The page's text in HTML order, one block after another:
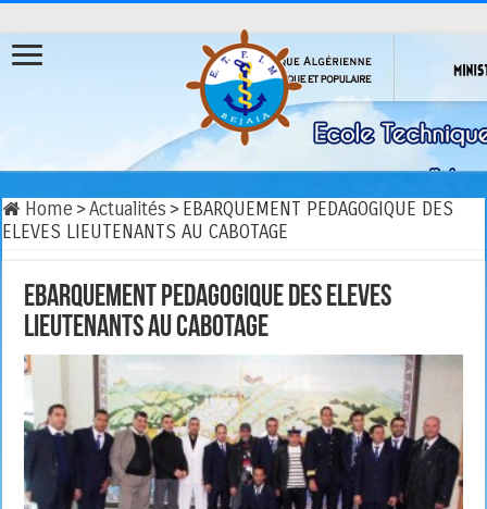
Home > Actualités > EBARQUEMENT PEDAGOGIQUE DES
ELEVES LIEUTENANTS AU CABOTAGE
EBARQUEMENT PEDAGOGIQUE DES ELEVES
LIEUTENANTS AU CABOTAGE